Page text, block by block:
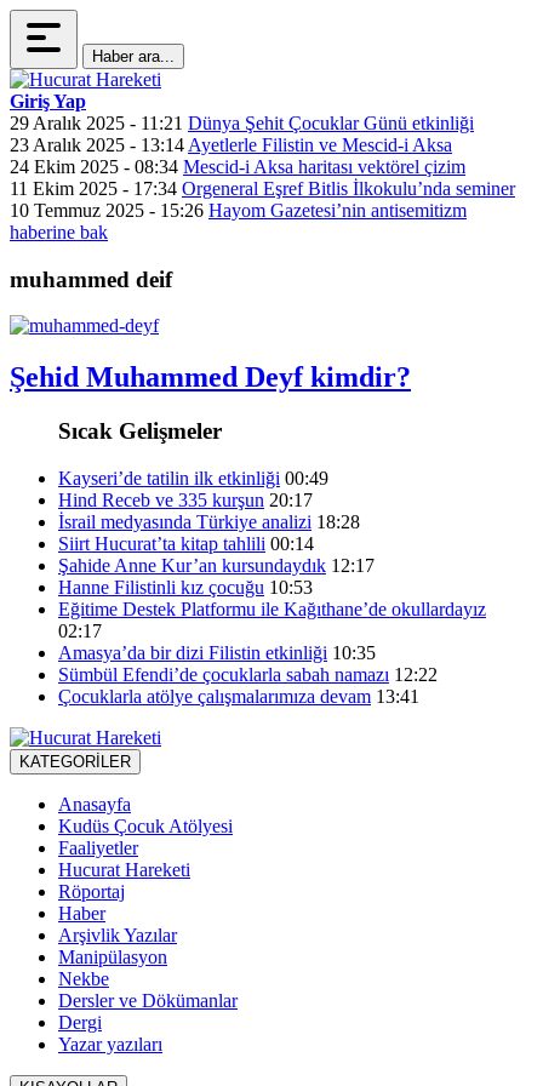
Haber ara...
Giriş Yap
29 Aralık 2025 - 11:21 Dünya Şehit Çocuklar Günü etkinliği
23 Aralık 2025 - 13:14 Ayetlerle Filistin ve Mescid-i Aksa
24 Ekim 2025 - 08:34 Mescid-i Aksa haritası vektörel çizim
11 Ekim 2025 - 17:34 Orgeneral Eşref Bitlis İlkokulu’nda seminer
10 Temmuz 2025 - 15:26 Hayom Gazetesi’nin antisemitizm
haberine bak
muhammed deif
Şehid Muhammed Deyf kimdir?
Sıcak Gelişmeler
Kayseri’de tatilin ilk etkinliği 00:49
Hind Receb ve 335 kurşun 20:17
İsrail medyasında Türkiye analizi 18:28
Siirt Hucurat’ta kitap tahlili 00:14
Şahide Anne Kur’an kursundaydık 12:17
Hanne Filistinli kız çocuğu 10:53
Eğitime Destek Platformu ile Kağıthane’de okullardayız
02:17
Amasya’da bir dizi Filistin etkinliği 10:35
Sümbül Efendi’de çocuklarla sabah namazı 12:22
Çocuklarla atölye çalışmalarımıza devam 13:41
KATEGORİLER
Anasayfa
Kudüs Çocuk Atölyesi
Faaliyetler
Hucurat Hareketi
Röportaj
Haber
Arşivlik Yazılar
Manipülasyon
Nekbe
Dersler ve Dökümanlar
Dergi
Yazar yazıları